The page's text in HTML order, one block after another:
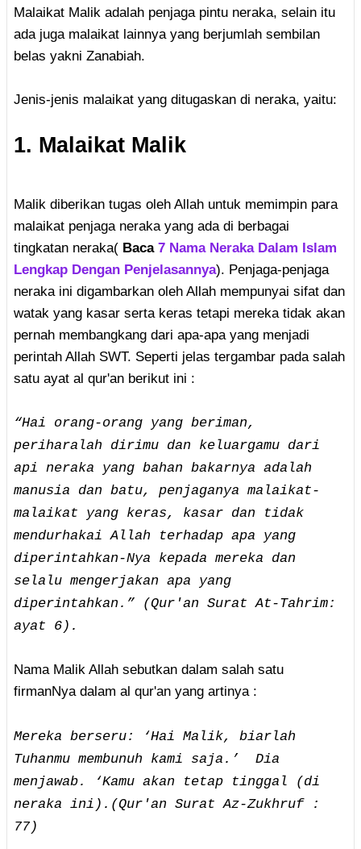
Malaikat Malik adalah penjaga pintu neraka, selain itu
ada juga malaikat lainnya yang berjumlah sembilan
belas yakni Zanabiah.
Jenis-jenis malaikat yang ditugaskan di neraka, yaitu:
1. Malaikat Malik
Malik diberikan tugas oleh Allah untuk memimpin para
malaikat penjaga neraka yang ada di berbagai
tingkatan neraka( Baca 7 Nama Neraka Dalam Islam
Lengkap Dengan Penjelasannya). Penjaga-penjaga
neraka ini digambarkan oleh Allah mempunyai sifat dan
watak yang kasar serta keras tetapi mereka tidak akan
pernah membangkang dari apa-apa yang menjadi
perintah Allah SWT. Seperti jelas tergambar pada salah
satu ayat al qur'an berikut ini :
“Hai orang-orang yang beriman,
periharalah dirimu dan keluargamu dari
api neraka yang bahan bakarnya adalah
manusia dan batu, penjaganya malaikat-
malaikat yang keras, kasar dan tidak
mendurhakai Allah terhadap apa yang
diperintahkan-Nya kepada mereka dan
selalu mengerjakan apa yang
diperintahkan.” (Qur'an Surat At-Tahrim:
ayat 6).
Nama Malik Allah sebutkan dalam salah satu
firmanNya dalam al qur'an yang artinya :
Mereka berseru: ‘Hai Malik, biarlah
Tuhanmu membunuh kami saja.’ Dia
menjawab. ‘Kamu akan tetap tinggal (di
neraka ini).(Qur'an Surat Az-Zukhruf :
77)